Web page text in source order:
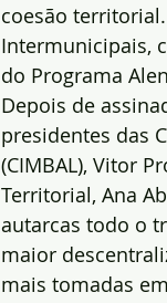
coesão
Intermunicipais,
do Programa
Depois de
presidentes das
(CIMBAL), Vitor
Territorial, Ana
autarcas todo o
maior
mais tomadas